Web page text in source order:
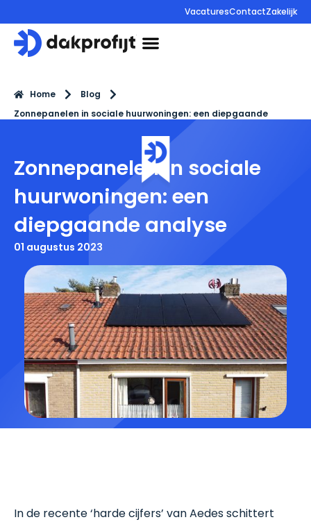
VacaturesContactZakelijk
Home
Blog
Zonnepanelen in sociale huurwoningen: een diepgaande
01 augustus 2023
Zonnepanelen in sociale
huurwoningen: een
diepgaande analyse
In de recente ‘harde cijfers’ van Aedes schittert